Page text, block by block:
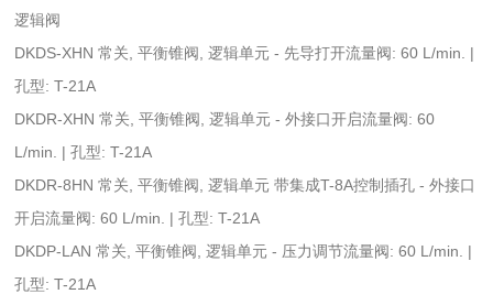
逻辑阀
DKDS-XHN 常关, 平衡锥阀, 逻辑单元 - 先导打开流量阀: 60 L/min. |
孔型: T-21A
DKDR-XHN 常关, 平衡锥阀, 逻辑单元 - 外接口开启流量阀: 60
L/min. | 孔型: T-21A
DKDR-8HN 常关, 平衡锥阀, 逻辑单元 带集成T-8A控制插孔 - 外接口
开启流量阀: 60 L/min. | 孔型: T-21A
DKDP-LAN 常关, 平衡锥阀, 逻辑单元 - 压力调节流量阀: 60 L/min. |
孔型: T-21A